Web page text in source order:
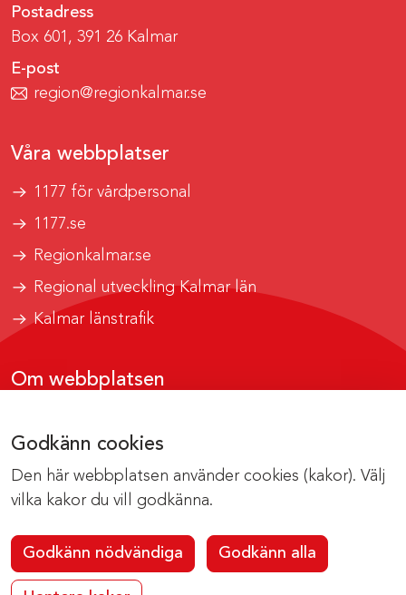
Godkänn cookies
Den här webbplatsen använder cookies (kakor). Välj
vilka kakor du vill godkänna.
Godkänn nödvändiga Godkänn alla
Postadress
Box 601, 391 26 Kalmar
E-post
region@regionkalmar.se
Våra webbplatser
1177 för vårdpersonal
1177.se
Regionkalmar.se
Regional utveckling Kalmar län
Kalmar länstrafik
Om webbplatsen
Om cookies
Kontakta webbredaktionen